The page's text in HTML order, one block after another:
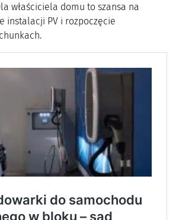
właściciela domu to szansa na
instalacji PV i rozpoczęcie